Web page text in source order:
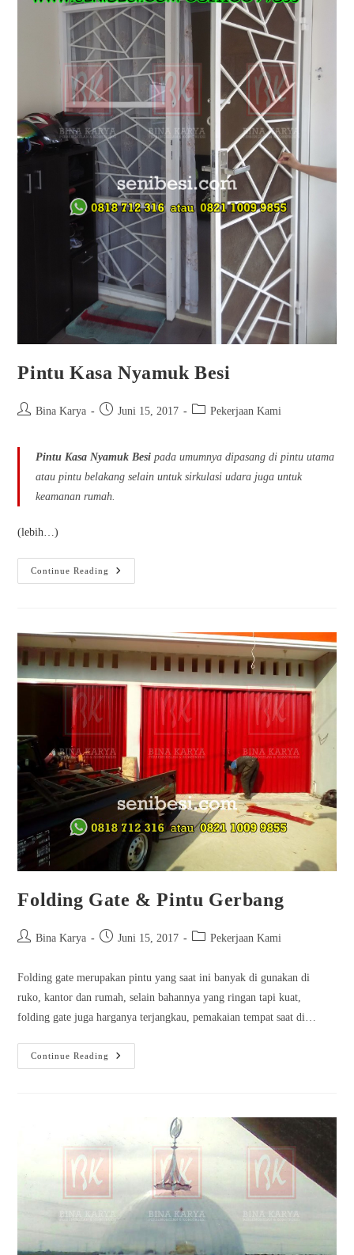
Pintu Kasa Nyamuk Besi
Bina Karya Juni 15, 2017 Pekerjaan Kami
Pintu Kasa Nyamuk Besi pada umumnya dipasang di pintu utama
atau pintu belakang selain untuk sirkulasi udara juga untuk
keamanan rumah.
(lebih…)
Continue Reading
Folding Gate & Pintu Gerbang
Bina Karya Juni 15, 2017 Pekerjaan Kami
Folding gate merupakan pintu yang saat ini banyak di gunakan di
ruko, kantor dan rumah, selain bahannya yang ringan tapi kuat,
folding gate juga harganya terjangkau, pemakaian tempat saat di…
Continue Reading